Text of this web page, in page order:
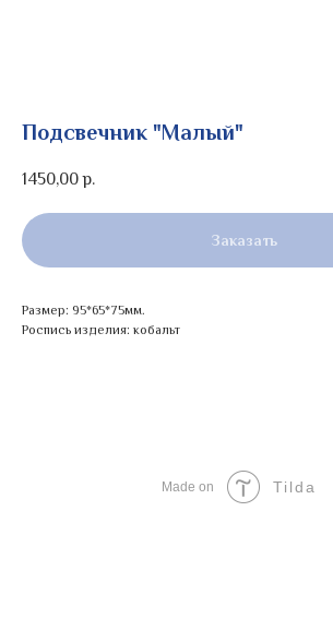
Подсвечник "Малый"
1450,00 р.
Заказать
Размер: 95*65*75мм.
Роспись изделия: кобальт
Made on Tilda